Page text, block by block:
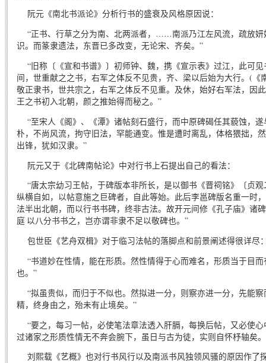
阮元《南北书派论》分析行书的盛衰及风格原因说：
“正书、行草之分为南、北两派者，……南派乃江左风流，疏放妍
识。而篆隶遗法，东晋已多改变，无论宋、齐矣。”
“旧称〔《宣和书谱》〕初师钟、魏，携《宣示表》过江，此可
间，世重献之之书，右军之体反不见贵，齐、梁以后始为大行。(《
敬正隶书，世共宗之，右军之体反不见重。及休，始好右军法，因
王之书初入北朝，颜之推始得而秘之。”
“至宋人《阁》、《潭》诸帖刻石盛行，而中原碑碣任其藐蚀，遂
朴，不尚风流，拘守旧法，罕能通变。惟是遭时离乱，体格猥拙，
出锋，犹如汉隶。”
阮元又于《北碑南帖论》中对行书上石提出自己的看法：
“唐太宗幼习王帖，于碑版本非所长，是以御书《晋祠铭》〔贞
纵横自如，以帖意施之巨碑者，自此等始。此后李邕碑版名重一时
法半出北朝，而以行书书碑，终非古法。故开元间修《孔子庙》诸
庭 以八分书书之，岂亦谓非隶不足以敬碑也。”
包世臣《艺舟双楫》对于临习法帖的落脚点和前景阐述得很详尽
“书道妙在性情，能在形质。然性情得于心而难名，形质当于目
也。”
“拟虽贵似，而归于不似也。然拟进一分，则察亦进一分，先能
精，终身由之，殆未有止境矣。”
“要之，每习一帖，必使笔法章法透入肝膈，每换后帖，又必使
过诸家之形质性情无不奔会腕下，虽日与古为徒，实则自怀杼轴矣
刘熙载《艺概》也对行书风行以及南派书风独领风骚的原因作了